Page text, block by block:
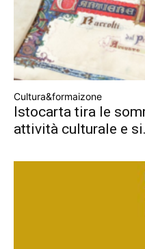
Cultura&formaizone
Istocarta tira le
attività culturale e